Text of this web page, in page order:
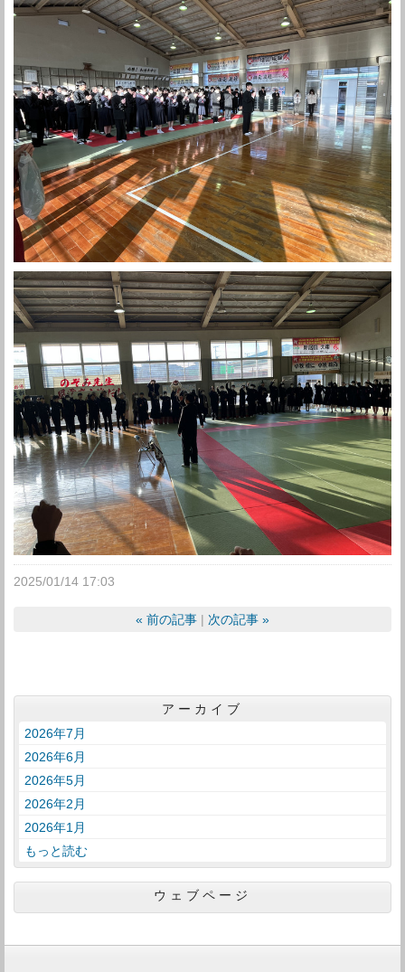
2025/01/14 17:03
« 前の記事 次の記事 »
アーカイブ
2026年7月
2026年6月
2026年5月
2026年2月
2026年1月
もっと読む
ウェブページ